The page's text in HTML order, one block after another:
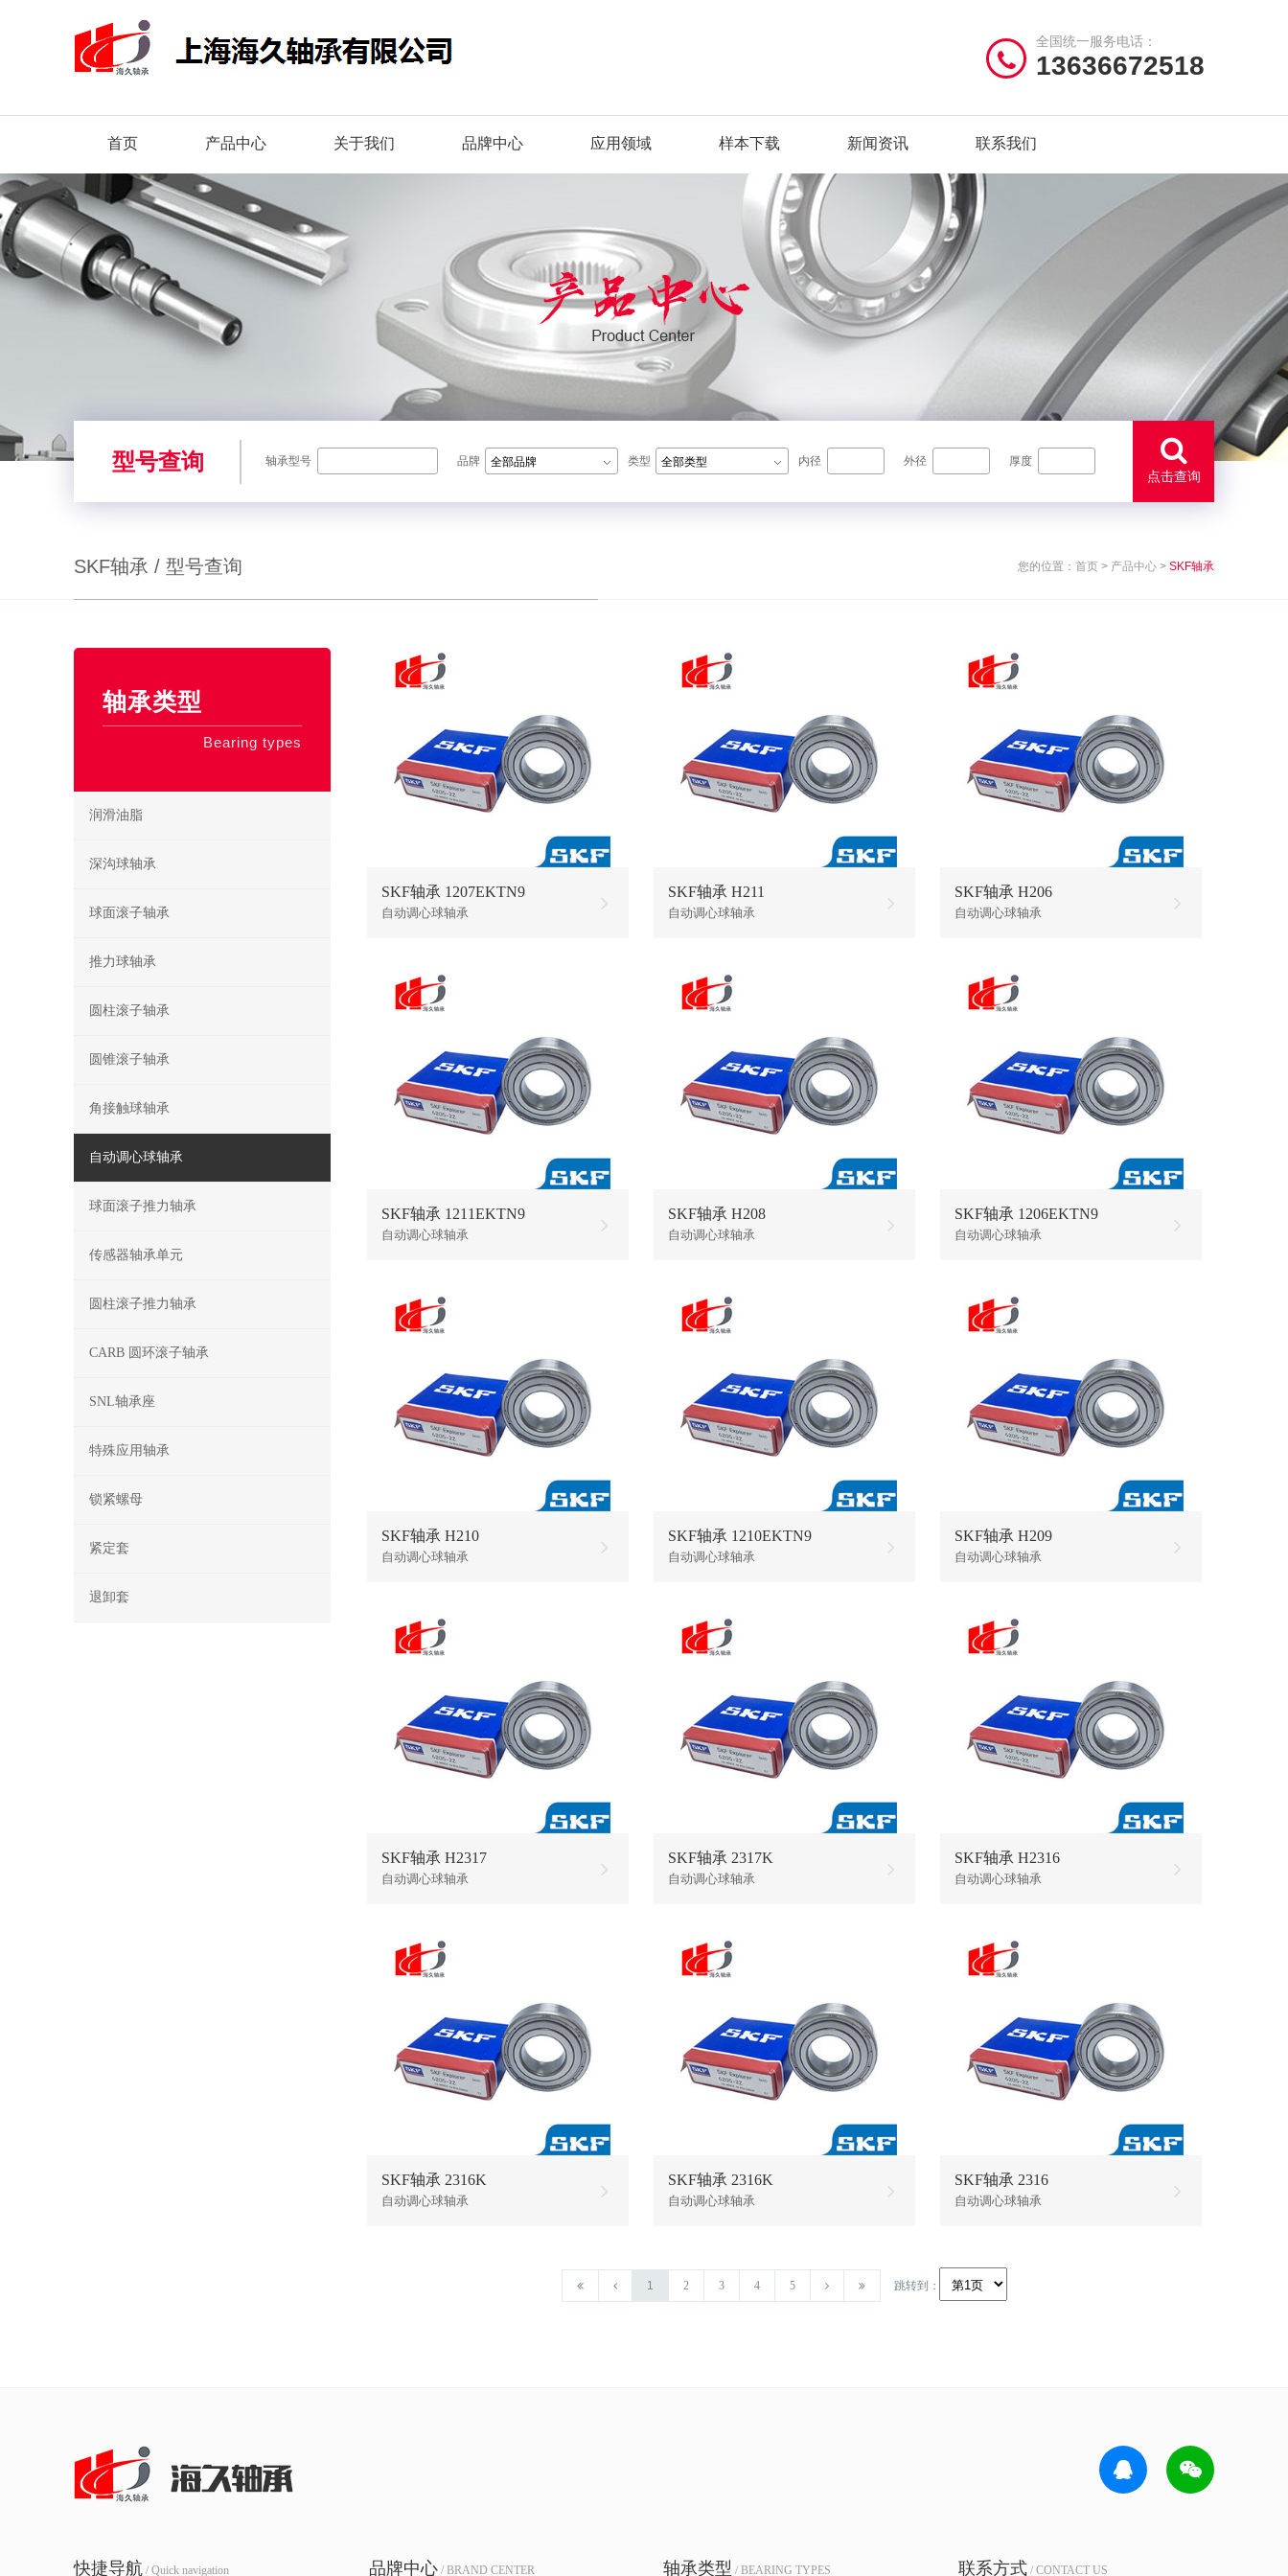
全国统一服务电话：
13636672518
首页 产品中心 关于我们 品牌中心 应用领域 样本下载 新闻资讯 联系我们
型号查询 轴承型号 品牌 全部品牌 类型 全部类型 内径 外径 厚度
点击查询
SKF轴承 / 型号查询 您的位置： 首页 > 产品中心 > SKF轴承
SKF轴承 1207EKTN9
自动调心球轴承
SKF轴承 H211
自动调心球轴承
SKF轴承 H206
自动调心球轴承
SKF轴承 1211EKTN9
自动调心球轴承
SKF轴承 H208
自动调心球轴承
SKF轴承 1206EKTN9
自动调心球轴承
SKF轴承 H210
自动调心球轴承
SKF轴承 1210EKTN9
自动调心球轴承
SKF轴承 H209
自动调心球轴承
SKF轴承 H2317
自动调心球轴承
SKF轴承 2317K
自动调心球轴承
SKF轴承 H2316
自动调心球轴承
SKF轴承 2316K
自动调心球轴承
SKF轴承 2316K
自动调心球轴承
SKF轴承 2316
自动调心球轴承
1 2 3 4 5 跳转到：
轴承类型
Bearing types
润滑油脂
深沟球轴承
球面滚子轴承
推力球轴承
圆柱滚子轴承
圆锥滚子轴承
角接触球轴承
自动调心球轴承
球面滚子推力轴承
传感器轴承单元
圆柱滚子推力轴承
CARB 圆环滚子轴承
SNL轴承座
特殊应用轴承
锁紧螺母
紧定套
退卸套
快捷导航 / Quick navigation 品牌中心/ BRAND CENTER 轴承类型 / BEARING TYPES 联系方式/ CONTACT US